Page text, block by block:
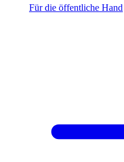
Für die öffentliche Hand